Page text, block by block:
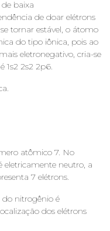
baixa
de doar elétrons
tornar estável, o átomo
do tipo iônica, pois ao
eletronegativo, cria-se
1s2 2s2 2p6.
atômico 7. No
neutro, a
7 elétrons.
do nitrogênio é
dos elétrons